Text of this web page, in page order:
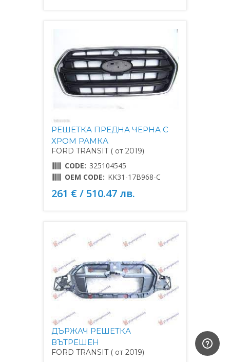
РЕШЕТКА ПРЕДНА ЧЕРНА С
ХРОМ РАМКА
FORD TRANSIT ( от 2019)
CODE: 325104545
OEM CODE: KK31-17B968-C
261 € / 510.47 лв.
ДЪРЖАЧ РЕШЕТКА
ВЪТРЕШЕН
FORD TRANSIT ( от 2019)